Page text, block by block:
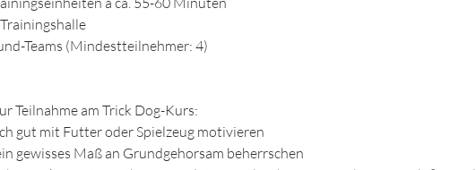
Teams (Mindestteilnehmer: 4)
Teilnahme am Trick Dog-Kurs:
gut mit Futter oder Spielzeug motivieren
gewisses Maß an Grundgehorsam beherrschen